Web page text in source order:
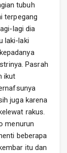
tubuh
terpegang
lagi dia
laki-laki
Pasrah
ikut
juga karena
rakus.
menurun
beberapa
itu dan